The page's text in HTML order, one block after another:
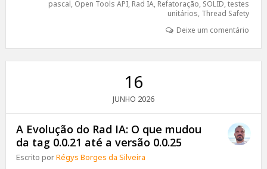
pascal, Open Tools API, Rad IA, Refatoração, SOLID,testes
unitários, Thread Safety
Deixe um comentário
16
JUNHO 2026
A Evolução do Rad IA: O que mudou
da tag 0.0.21 até a versão 0.0.25
Escrito porRégys Borges da Silveira